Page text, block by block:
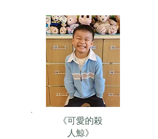
《可愛的殺
人鯨》